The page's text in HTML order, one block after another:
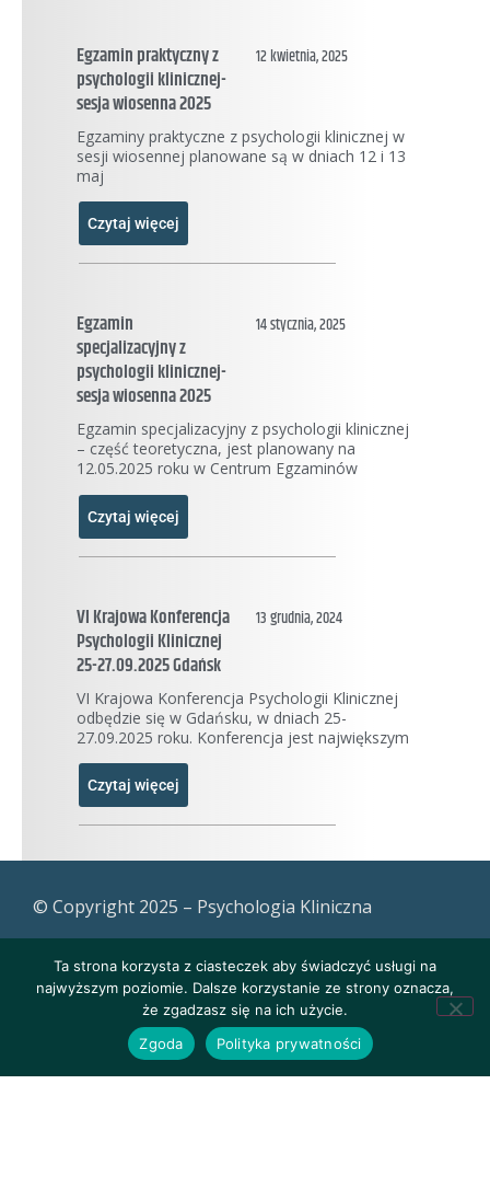
Egzamin praktyczny z
psychologii klinicznej-
sesja wiosenna 2025
12 kwietnia, 2025
Egzaminy praktyczne z psychologii klinicznej w
sesji wiosennej planowane są w dniach 12 i 13
maj
Czytaj więcej
Egzamin
specjalizacyjny z
psychologii klinicznej-
sesja wiosenna 2025
14 stycznia, 2025
Egzamin specjalizacyjny z psychologii klinicznej
– część teoretyczna, jest planowany na
12.05.2025 roku w Centrum Egzaminów
Czytaj więcej
VI Krajowa Konferencja
Psychologii Klinicznej
25-27.09.2025 Gdańsk
13 grudnia, 2024
VI Krajowa Konferencja Psychologii Klinicznej
odbędzie się w Gdańsku, w dniach 25-
27.09.2025 roku. Konferencja jest największym
Czytaj więcej
© Copyright 2025 – Psychologia Kliniczna
Ta strona korzysta z ciasteczek aby świadczyć usługi na
najwyższym poziomie. Dalsze korzystanie ze strony oznacza,
że zgadzasz się na ich użycie.
Zgoda
Polityka prywatności